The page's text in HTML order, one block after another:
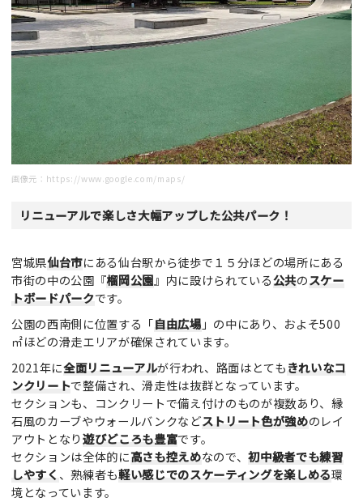
画像元： https://www.google.com/maps/
リニューアルで楽しさ大幅アップした公共パーク！
宮城県仙台市にある仙台駅から徒歩で１５分ほどの場所にある
市街の中の公園『榴岡公園』内に設けられている公共のスケー
トボードパークです。
公園の西南側に位置する「自由広場 」の中にあり、およそ500
㎡ほどの滑走エリアが確保されています。
2021年に全面リニューアルが行われ、路面はとてもきれいなコ
ンクリートで整備され、滑走性は抜群となっています。
セクションも、コンクリートで備え付けのものが複数あり、縁
石風のカーブやウォールバンクなどストリート色が強めのレイ
アウトとなり遊びどころも豊富です。
セクションは全体的に高さも控えめなので、初中級者でも練習
しやすく、熟練者も軽い感じでのスケーティングを楽しめる環
境となっています。